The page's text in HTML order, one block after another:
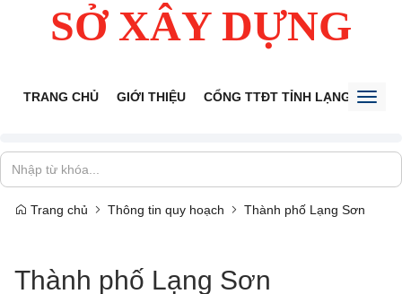
SỞ XÂY DỰNG
TRANG CHỦ GIỚI THIỆU CỔNG TTĐT TỈNH LẠNG SƠN
Trang chủ Thông tin quy hoạch Thành phố Lạng Sơn
Thành phố Lạng Sơn